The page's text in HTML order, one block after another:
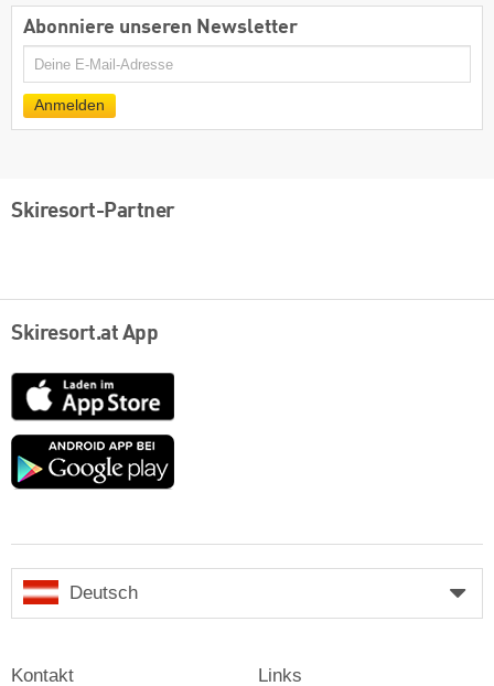
Abonniere unseren Newsletter
E-
Anmelden
Skiresort-Partner
Skiresort.at App
App
Store
Google
Deutsch
Kontakt Links